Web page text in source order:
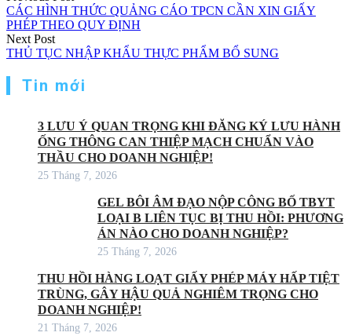
CÁC HÌNH THỨC QUẢNG CÁO TPCN CẦN XIN GIẤY
PHÉP THEO QUY ĐỊNH
Next Post
THỦ TỤC NHẬP KHẨU THỰC PHẨM BỔ SUNG
Tin mới
3 LƯU Ý QUAN TRỌNG KHI ĐĂNG KÝ LƯU HÀNH
ỐNG THÔNG CAN THIỆP MẠCH CHUẨN VÀO
THẦU CHO DOANH NGHIỆP!
25 Tháng 7, 2026
GEL BÔI ÂM ĐẠO NỘP CÔNG BỐ TBYT
LOẠI B LIÊN TỤC BỊ THU HỒI: PHƯƠNG
ÁN NÀO CHO DOANH NGHIỆP?
25 Tháng 7, 2026
THU HỒI HÀNG LOẠT GIẤY PHÉP MÁY HẤP TIỆT
TRÙNG, GÂY HẬU QUẢ NGHIÊM TRỌNG CHO
DOANH NGHIỆP!
21 Tháng 7, 2026